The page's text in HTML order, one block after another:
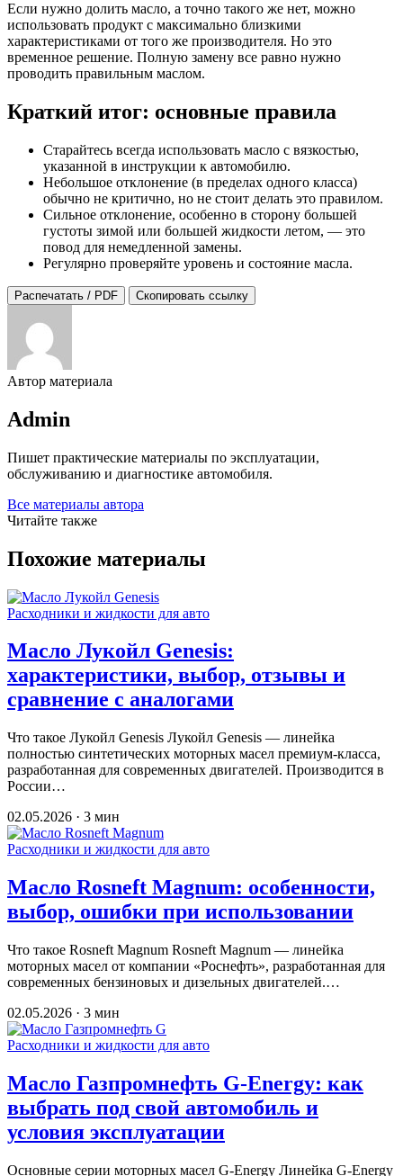
Если нужно долить масло, а точно такого же нет, можно
использовать продукт с максимально близкими
характеристиками от того же производителя. Но это
временное решение. Полную замену все равно нужно
проводить правильным маслом.
Краткий итог: основные правила
Старайтесь всегда использовать масло с вязкостью,
указанной в инструкции к автомобилю.
Небольшое отклонение (в пределах одного класса)
обычно не критично, но не стоит делать это правилом.
Сильное отклонение, особенно в сторону большей
густоты зимой или большей жидкости летом, — это
повод для немедленной замены.
Регулярно проверяйте уровень и состояние масла.
Распечатать / PDF Скопировать ссылку
Автор материала
Admin
Пишет практические материалы по эксплуатации,
обслуживанию и диагностике автомобиля.
Все материалы автора
Читайте также
Похожие материалы
Расходники и жидкости для авто
Масло Лукойл Genesis:
характеристики, выбор, отзывы и
сравнение с аналогами
Что такое Лукойл Genesis Лукойл Genesis — линейка
полностью синтетических моторных масел премиум-класса,
разработанная для современных двигателей. Производится в
России…
02.05.2026 · 3 мин
Расходники и жидкости для авто
Масло Rosneft Magnum: особенности,
выбор, ошибки при использовании
Что такое Rosneft Magnum Rosneft Magnum — линейка
моторных масел от компании «Роснефть», разработанная для
современных бензиновых и дизельных двигателей.…
02.05.2026 · 3 мин
Расходники и жидкости для авто
Масло Газпромнефть G-Energy: как
выбрать под свой автомобиль и
условия эксплуатации
Основные серии моторных масел G-Energy Линейка G-Energy